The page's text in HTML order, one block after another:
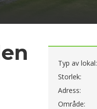
Typ av lokal:
Storlek:
Adress:
Område: